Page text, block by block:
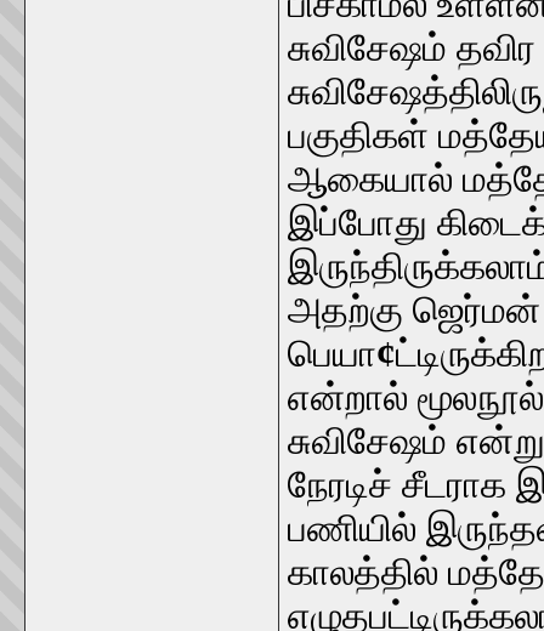
சுவிசேஷம்
பகுதிகள்
ஆகையால்
இப்போது
அதற்கு
பெயா¢
என்றால்
சுவிசேஷம்
நேரடிச் சீடராக
பணியில்
காலத்தில்